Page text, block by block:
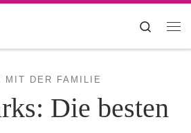
Search
MIT DER FAMILIE
Die besten